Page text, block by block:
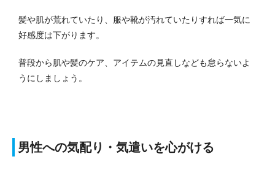
髪や肌が荒れていたり、服や靴が汚れていたりすれば一気に
好感度は下がります。
普段から肌や髪のケア、アイテムの見直しなども怠らないよ
うにしましょう。
男性への気配り・気遣いを心がける